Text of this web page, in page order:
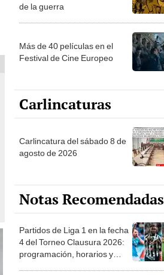
de la guerra
Más de 40 películas en el
Festival de Cine Europeo
Carlincaturas
Carlincatura del sábado 8 de
agosto de 2026
Notas Recomendadas
Partidos de Liga 1 en la fecha
4 del Torneo Clausura 2026:
programación, horarios y